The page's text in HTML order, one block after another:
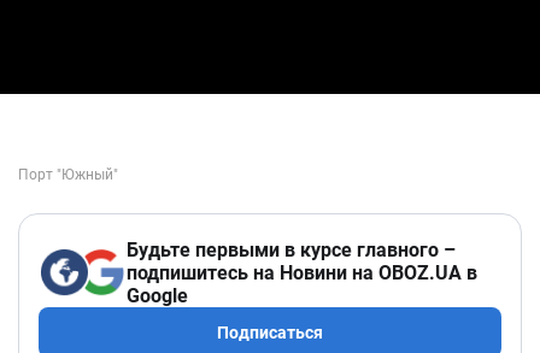
Будьте первыми в курсе главного –
подпишитесь на Новини на OBOZ.UA в
Google
Подписаться